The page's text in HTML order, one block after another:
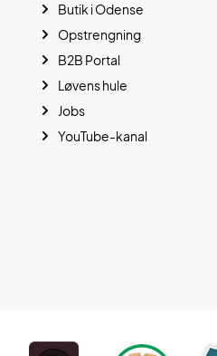
Butik i Odense
Opstrengning
B2B Portal
Løvens hule
Jobs
YouTube-kanal